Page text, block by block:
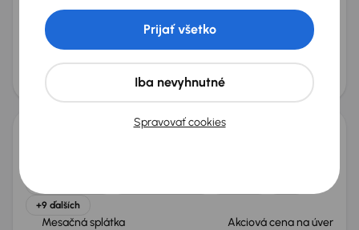
2.5 CRDi
automatická klimatizace
Parkovacie senzory
Mesačná splátka
od 13 €
Akciová cena na úver
Nové v ponuke
+9 ďalších
Mesačná splátka Akciová cena na úver
Spravovať cookies
Iba nevyhnutné
Prijať všetko